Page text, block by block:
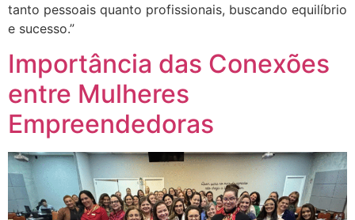
tanto pessoais quanto profissionais, buscando equilíbrio
e sucesso.”
Importância das Conexões
entre Mulheres
Empreendedoras